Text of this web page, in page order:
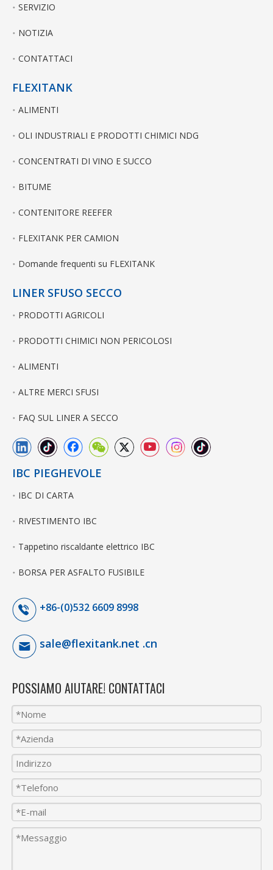
SERVIZIO
NOTIZIA
CONTATTACI
FLEXITANK
ALIMENTI
OLI INDUSTRIALI E PRODOTTI CHIMICI NDG
CONCENTRATI DI VINO E SUCCO
BITUME
CONTENITORE REEFER
FLEXITANK PER CAMION
Domande frequenti su FLEXITANK
LINER SFUSO SECCO
PRODOTTI AGRICOLI
PRODOTTI CHIMICI NON PERICOLOSI
ALIMENTI
ALTRE MERCI SFUSI
FAQ SUL LINER A SECCO
IBC PIEGHEVOLE
IBC DI CARTA
RIVESTIMENTO IBC
Tappetino riscaldante elettrico IBC
BORSA PER ASFALTO FUSIBILE
+86-(0)532 6609 8998
sale@flexitank.net .cn
POSSIAMO AIUTARE! CONTATTACI